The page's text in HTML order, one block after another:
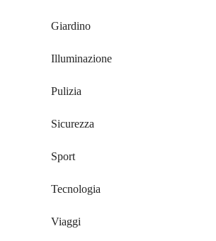
Giardino
Illuminazione
Pulizia
Sicurezza
Sport
Tecnologia
Viaggi